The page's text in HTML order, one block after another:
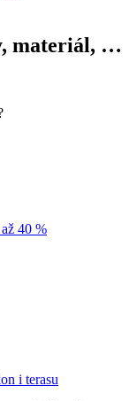
materiál, …
40 %
i terasu